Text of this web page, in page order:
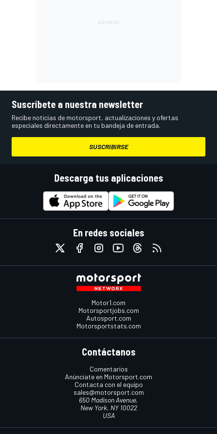
Suscríbete a nuestra newsletter
Recibe noticias de motorsport, actualizaciones y ofertas
especiales directamente en tu bandeja de entrada.
SUSCRIBIRSE
Descarga tus aplicaciones
En redes sociales
Motor1.com
Motorsportjobs.com
Autosport.com
Motorsportstats.com
Contáctanos
Comentarios
Anúnciate en Motorsport.com
Contacta con el equipo
sales@motorsport.com
650 Madison Avenue,
New York, NY 10022
USA